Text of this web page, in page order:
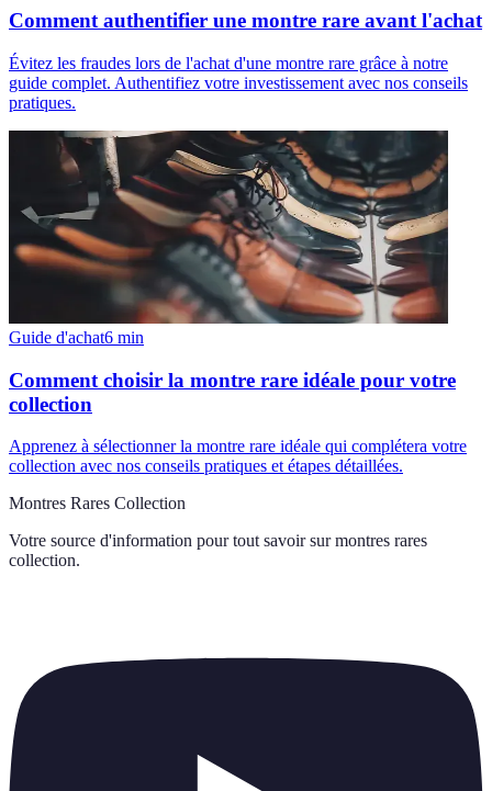
Comment authentifier une montre rare avant l'achat
Évitez les fraudes lors de l'achat d'une montre rare grâce à notre
guide complet. Authentifiez votre investissement avec nos conseils
pratiques.
Guide d'achat6 min
Comment choisir la montre rare idéale pour votre
collection
Apprenez à sélectionner la montre rare idéale qui complétera votre
collection avec nos conseils pratiques et étapes détaillées.
Montres Rares Collection
Votre source d'information pour tout savoir sur montres rares
collection.